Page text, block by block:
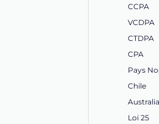
CCPA
VCDPA
CTDPA
CPA
Pays
Chile
Australia
Loi 25